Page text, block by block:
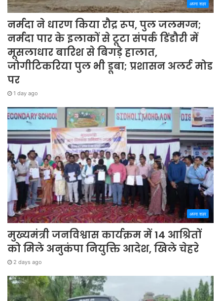
अपना शहर
नर्मदा ने धारण किया रौद्र रूप, पुल जलमग्न;
नर्मदा पार के इलाकों से टूटा संपर्क डिंडौरी में
मूसलाधार बारिश से बिगड़े हालात,
जोगीटिकरिया पुल भी डूबा; प्रशासन अलर्ट मोड
पर
1 day ago
अपना शहर
मुख्यमंत्री जनविश्वास कार्यक्रम में 14 आश्रितों
को मिले अनुकंपा नियुक्ति आदेश, खिले चेहरे
2 days ago